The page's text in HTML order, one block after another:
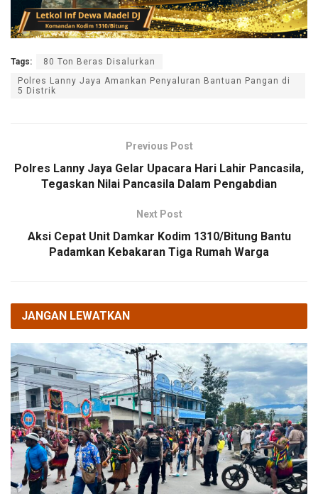
Tags:
80 Ton Beras Disalurkan
Polres Lanny Jaya Amankan Penyaluran Bantuan Pangan di
5 Distrik
Previous Post
Polres Lanny Jaya Gelar Upacara Hari Lahir Pancasila,
Tegaskan Nilai Pancasila Dalam Pengabdian
Next Post
Aksi Cepat Unit Damkar Kodim 1310/Bitung Bantu
Padamkan Kebakaran Tiga Rumah Warga
JANGAN LEWATKAN